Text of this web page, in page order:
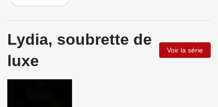
Lydia, soubrette de
luxe
Voir la série